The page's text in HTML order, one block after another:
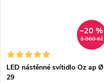
3 960 Kč
–20 %
LED nástěnné svítidlo Oz ap Ø
29